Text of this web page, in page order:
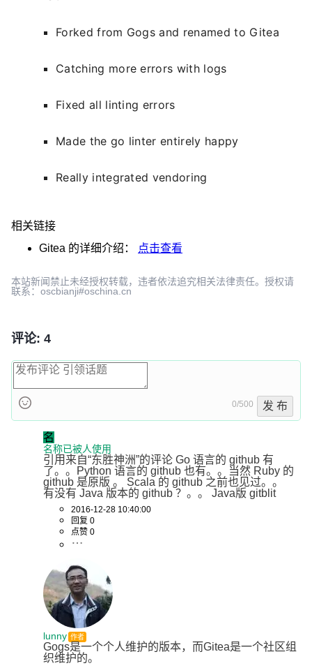
Forked from Gogs and renamed to Gitea
Catching more errors with logs
Fixed all linting errors
Made the go linter entirely happy
Really integrated vendoring
相关链接
Gitea 的详细介绍： 点击查看
本站新闻禁止未经授权转载，违者依法追究相关法律责任。授权请
联系：oscbianji#oschina.cn
评论: 4
0/500 发 布
名
名称已被人使用
引用来自“东胜神洲”的评论 Go 语言的 github 有
了。。Python 语言的 github 也有。。当然 Ruby 的
github 是原版 。 Scala 的 github 之前也见过。。
有没有 Java 版本的 github ？。。 Java版 gitblit
2016-12-28 10:40:00
回复 0
点赞 0
lunny 作者
Gogs是一个个人维护的版本，而Gitea是一个社区组
织维护的。